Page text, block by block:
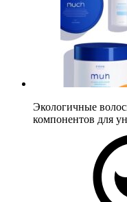
Экологичные
компонентов для